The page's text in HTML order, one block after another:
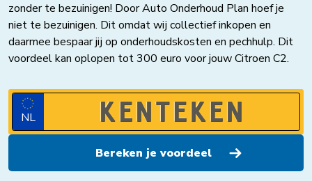
zonder te bezuinigen! Door Auto Onderhoud Plan hoef je
niet te bezuinigen. Dit omdat wij collectief inkopen en
daarmee bespaar jij op onderhoudskosten en pechhulp. Dit
voordeel kan oplopen tot 300 euro voor jouw Citroen C2.
NL